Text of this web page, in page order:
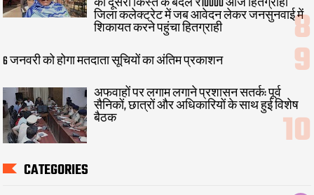
जिला कलेक्ट्रेट में जब आवेदन लेकर जनसुनवाई में
शिकायत करने पहुंचा हितग्राही
6 जनवरी को होगा मतदाता सूचियों का अंतिम प्रकाशन
अफवाहों पर लगाम लगाने प्रशासन सतर्क: पूर्व
सैनिकों, छात्रों और अधिकारियों के साथ हुई विशेष
बैठक
CATEGORIES